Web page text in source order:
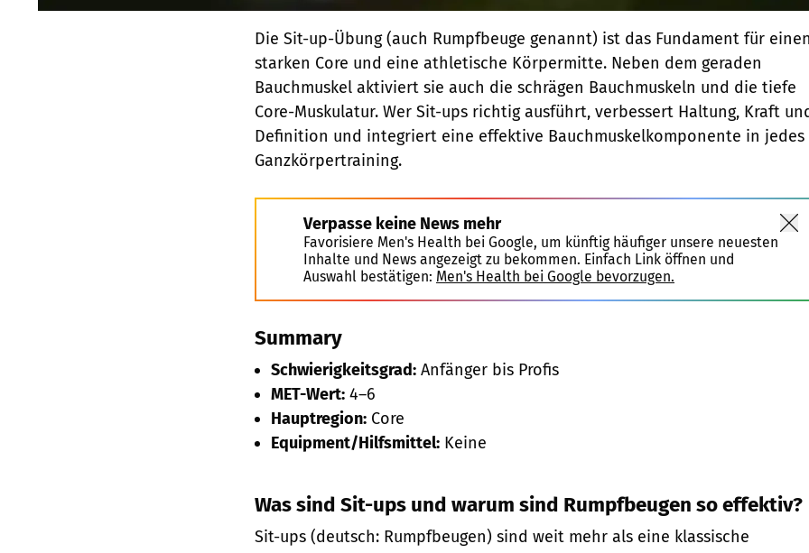
Die Sit-up-Übung (auch Rumpfbeuge genannt) ist das Fundament für einen
starken Core und eine athletische Körpermitte. Neben dem geraden
Bauchmuskel aktiviert sie auch die schrägen Bauchmuskeln und die tiefe
Core-Muskulatur. Wer Sit-ups richtig ausführt, verbessert Haltung, Kraft
Definition und integriert eine effektive Bauchmuskelkomponente in jedes
Ganzkörpertraining.
Verpasse keine News mehr
Favorisiere Men's Health bei Google, um künftig häufiger unsere neuesten
Inhalte und News angezeigt zu bekommen. Einfach Link öffnen und
Auswahl bestätigen: Men's Health bei Google bevorzugen.
Summary
Schwierigkeitsgrad: Anfänger bis Profis
MET-Wert: 4–6
Hauptregion: Core
Equipment/Hilfsmittel: Keine
Was sind Sit-ups und warum sind Rumpfbeugen so effektiv?
Sit-ups (deutsch: Rumpfbeugen) sind weit mehr als eine klassische